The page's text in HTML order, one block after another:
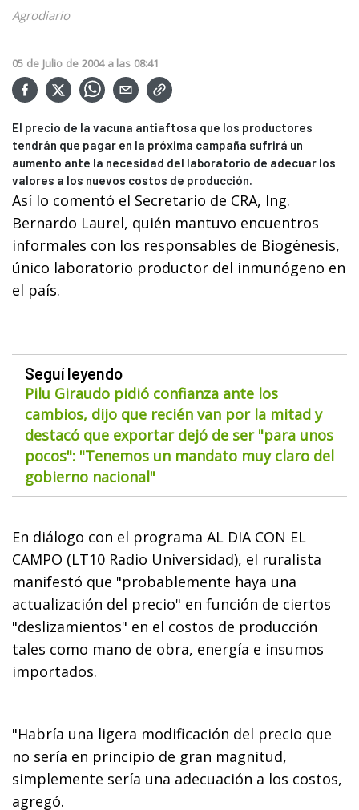
Agrodiario
05 de Julio de 2004 a las 08:41
El precio de la vacuna antiaftosa que los productores
tendrán que pagar en la próxima campaña sufrirá un
aumento ante la necesidad del laboratorio de adecuar los
valores a los nuevos costos de producción.
Así lo comentó el Secretario de CRA, Ing.
Bernardo Laurel, quién mantuvo encuentros
informales con los responsables de Biogénesis,
único laboratorio productor del inmunógeno en
el país.
Seguí leyendo
Pilu Giraudo pidió confianza ante los
cambios, dijo que recién van por la mitad y
destacó que exportar dejó de ser "para unos
pocos": "Tenemos un mandato muy claro del
gobierno nacional"
En diálogo con el programa AL DIA CON EL
CAMPO (LT10 Radio Universidad), el ruralista
manifestó que "probablemente haya una
actualización del precio" en función de ciertos
"deslizamientos" en el costos de producción
tales como mano de obra, energía e insumos
importados.
"Habría una ligera modificación del precio que
no sería en principio de gran magnitud,
simplemente sería una adecuación a los costos,
agregó.